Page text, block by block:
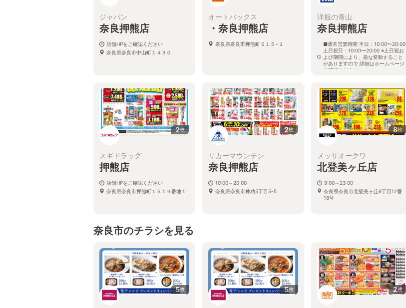
ジャパン
奈良押熊店
店舗HPをご確認ください
奈良県奈良市中山町１４３０
オートバックス
・奈良押熊店
奈良県奈良市押熊町５１５−１
洋服の青山
奈良押熊店
■通常営業時間 平日：10:00〜20:00
土日祝日：10:00〜20:00 ※土日祝お
よび期間により、急な変動すること
がありますので 詳細はホームページ
を確認ください
2枚
スギドラッグ
押熊店
店舗HPをご確認ください
奈良県奈良市押熊町１５１９番地１
2枚
リカーマウンテン
奈良押熊店
10:00～20:00
奈良県奈良市神功5丁目5-5
8枚
メッサオークワ
北登美ヶ丘店
9:00～23:00
奈良県奈良市北登美ヶ丘6丁目12番
18号
奈良市のチラシを見る
5枚 5枚 2枚